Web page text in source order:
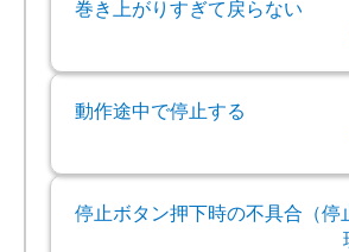
巻き上がりすぎて戻らない
動作途中で停止する
停止ボタン押下時の不具合（停